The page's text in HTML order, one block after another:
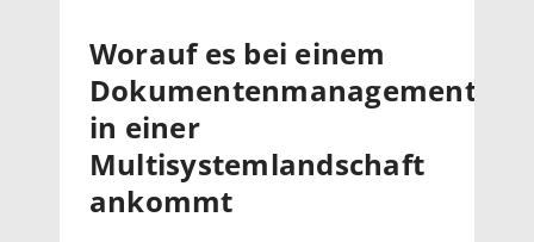
Worauf es bei einem
in einer
Multisystemlandschaft
ankommt